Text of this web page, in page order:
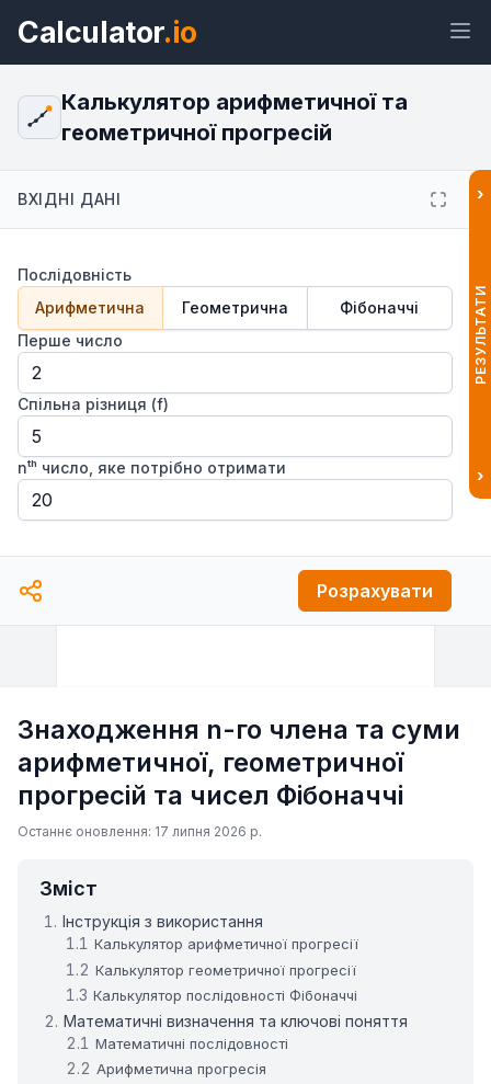
Calculator.io
прогресій Віджет
Калькулятор арифметичної та
геометричної прогресій
ВХІДНІ ДАНІ
Послідовність
Арифметична
Геометрична
Фібоначчі
Перше число
Спільна різниця (f)
nᵗʰ число, яке потрібно отримати
Розрахувати
›
РЕЗУЛЬТАТИ
›
Знаходження n-го члена та суми
арифметичної, геометричної
прогресій та чисел Фібоначчі
Останнє оновлення: 17 липня 2026 р.
Зміст
Інструкція з використання
Калькулятор арифметичної прогресії
Калькулятор геометричної прогресії
Калькулятор послідовності Фібоначчі
Математичні визначення та ключові поняття
Математичні послідовності
Арифметична прогресія